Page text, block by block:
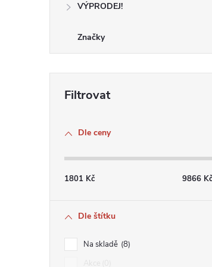
VÝPRODEJ!
Značky
Dle ceny
1801 Kč 9866 Kč
Dle štítku
Na skladě 8